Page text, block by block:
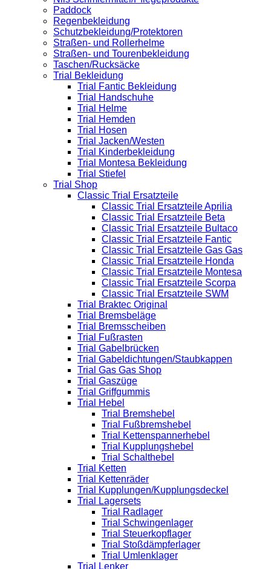
Paddock
Regenbekleidung
Schutzbekleidung/Protektoren
Straßen- und Rollerhelme
Straßen- und Tourenbekleidung
Taschen/Rucksäcke
Trial Bekleidung
Trial Fantic Bekleidung
Trial Handschuhe
Trial Helme
Trial Hemden
Trial Hosen
Trial Jacken/Westen
Trial Kinderbekleidung
Trial Montesa Bekleidung
Trial Stiefel
Trial Shop
Classic Trial Ersatzteile
Classic Trial Ersatzteile Aprilia
Classic Trial Ersatzteile Beta
Classic Trial Ersatzteile Bultaco
Classic Trial Ersatzteile Fantic
Classic Trial Ersatzteile Gas Gas
Classic Trial Ersatzteile Honda
Classic Trial Ersatzteile Montesa
Classic Trial Ersatzteile Scorpa
Classic Trial Ersatzteile SWM
Trial Braktec Original
Trial Bremsbeläge
Trial Bremsscheiben
Trial Fußrasten
Trial Gabelbrücken
Trial Gabeldichtungen/Staubkappen
Trial Gas Gas Shop
Trial Gaszüge
Trial Griffgummis
Trial Hebel
Trial Bremshebel
Trial Fußbremshebel
Trial Kettenspannerhebel
Trial Kupplungshebel
Trial Schalthebel
Trial Ketten
Trial Kettenräder
Trial Kupplungen/Kupplungsdeckel
Trial Lagersets
Trial Radlager
Trial Schwingenlager
Trial Steuerkopflager
Trial Stoßdämpferlager
Trial Umlenklager
Trial Lenker